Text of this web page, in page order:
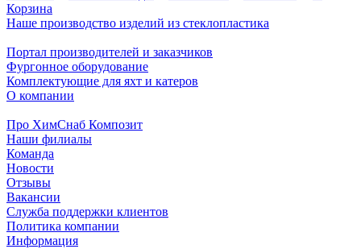
Корзина
Наше производство изделий из стеклопластика
Портал производителей и заказчиков
Фургонное оборудование
Комплектующие для яхт и катеров
О компании
Про ХимСнаб Композит
Наши филиалы
Команда
Новости
Отзывы
Вакансии
Служба поддержки клиентов
Политика компании
Информация